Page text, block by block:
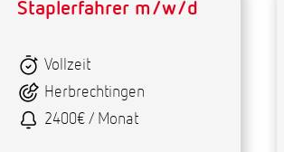
Staplerfahrer m/w/d
Vollzeit
Herbrechtingen
2400€ / Monat